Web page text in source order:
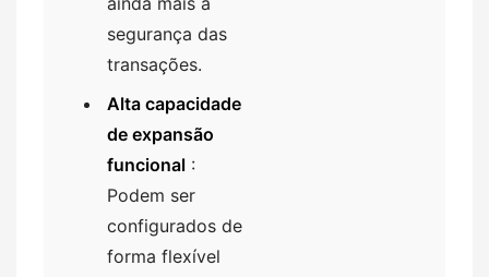
segurança das
transações.
Alta capacidade
de expansão
funcional :
Podem ser
configurados de
forma flexível